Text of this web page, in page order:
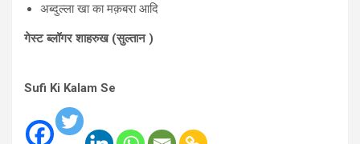
अब्दुल्ला खा का मक़बरा आदि
गेस्ट ब्लॉगर शाहरुख (सुल्तान )
Sufi Ki Kalam Se